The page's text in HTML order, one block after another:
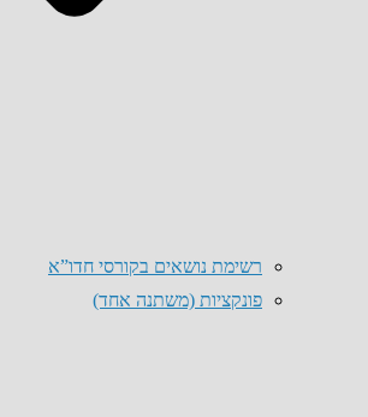
רשימת נושאים בקורסי חדו”א
פונקציות (משתנה אחד)